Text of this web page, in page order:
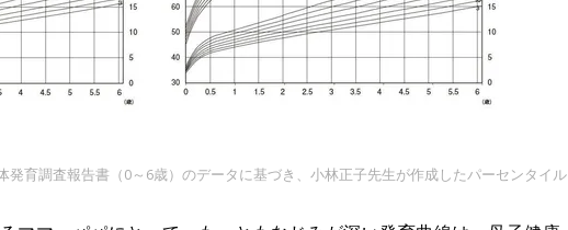
発育調査報告書（0～6歳）のデータに基づき、小林正子先生が作成したパーセンタイル